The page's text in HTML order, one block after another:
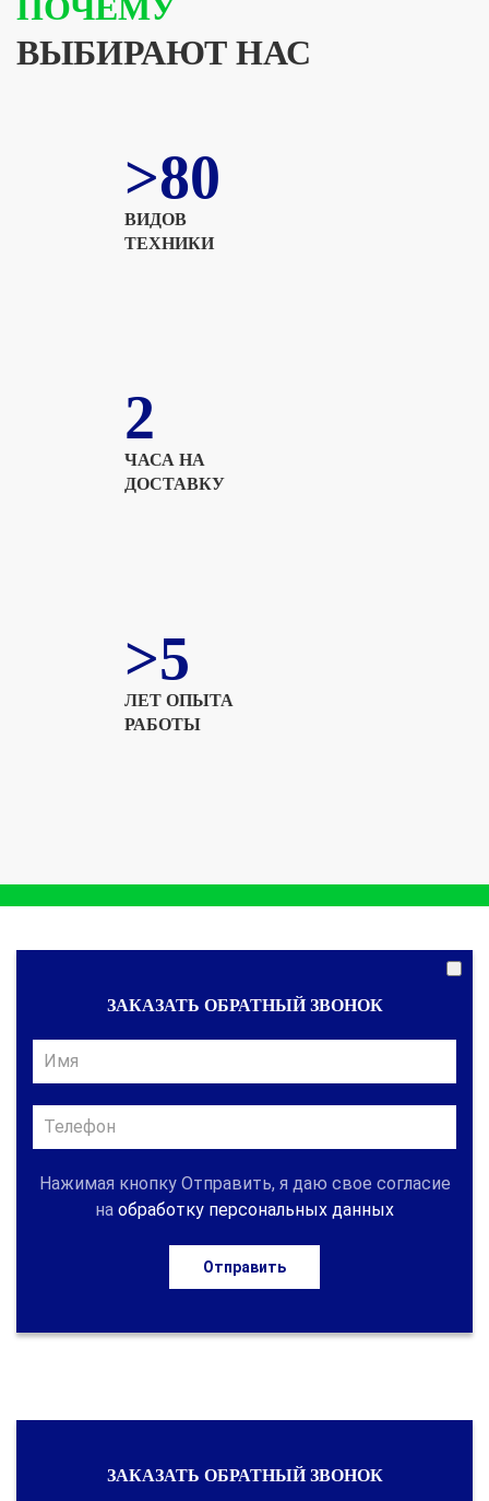
ВЫБИРАЮТ НАС
>80
ВИДОВ
ТЕХНИКИ
2
ЧАСА НА
ДОСТАВКУ
>5
ЛЕТ ОПЫТА
РАБОТЫ
ЗАКАЗАТЬ ОБРАТНЫЙ ЗВОНОК
Нажимая кнопку Отправить, я даю свое согласие
на обработку персональных данных
Отправить
ЗАКАЗАТЬ ОБРАТНЫЙ ЗВОНОК